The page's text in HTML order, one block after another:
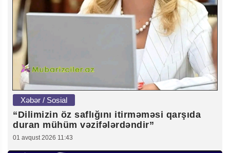
Xəbər / Sosial
“Dilimizin öz saflığını itirməməsi qarşıda
duran mühüm vəzifələrdəndir”
01 avqust 2026 11:43